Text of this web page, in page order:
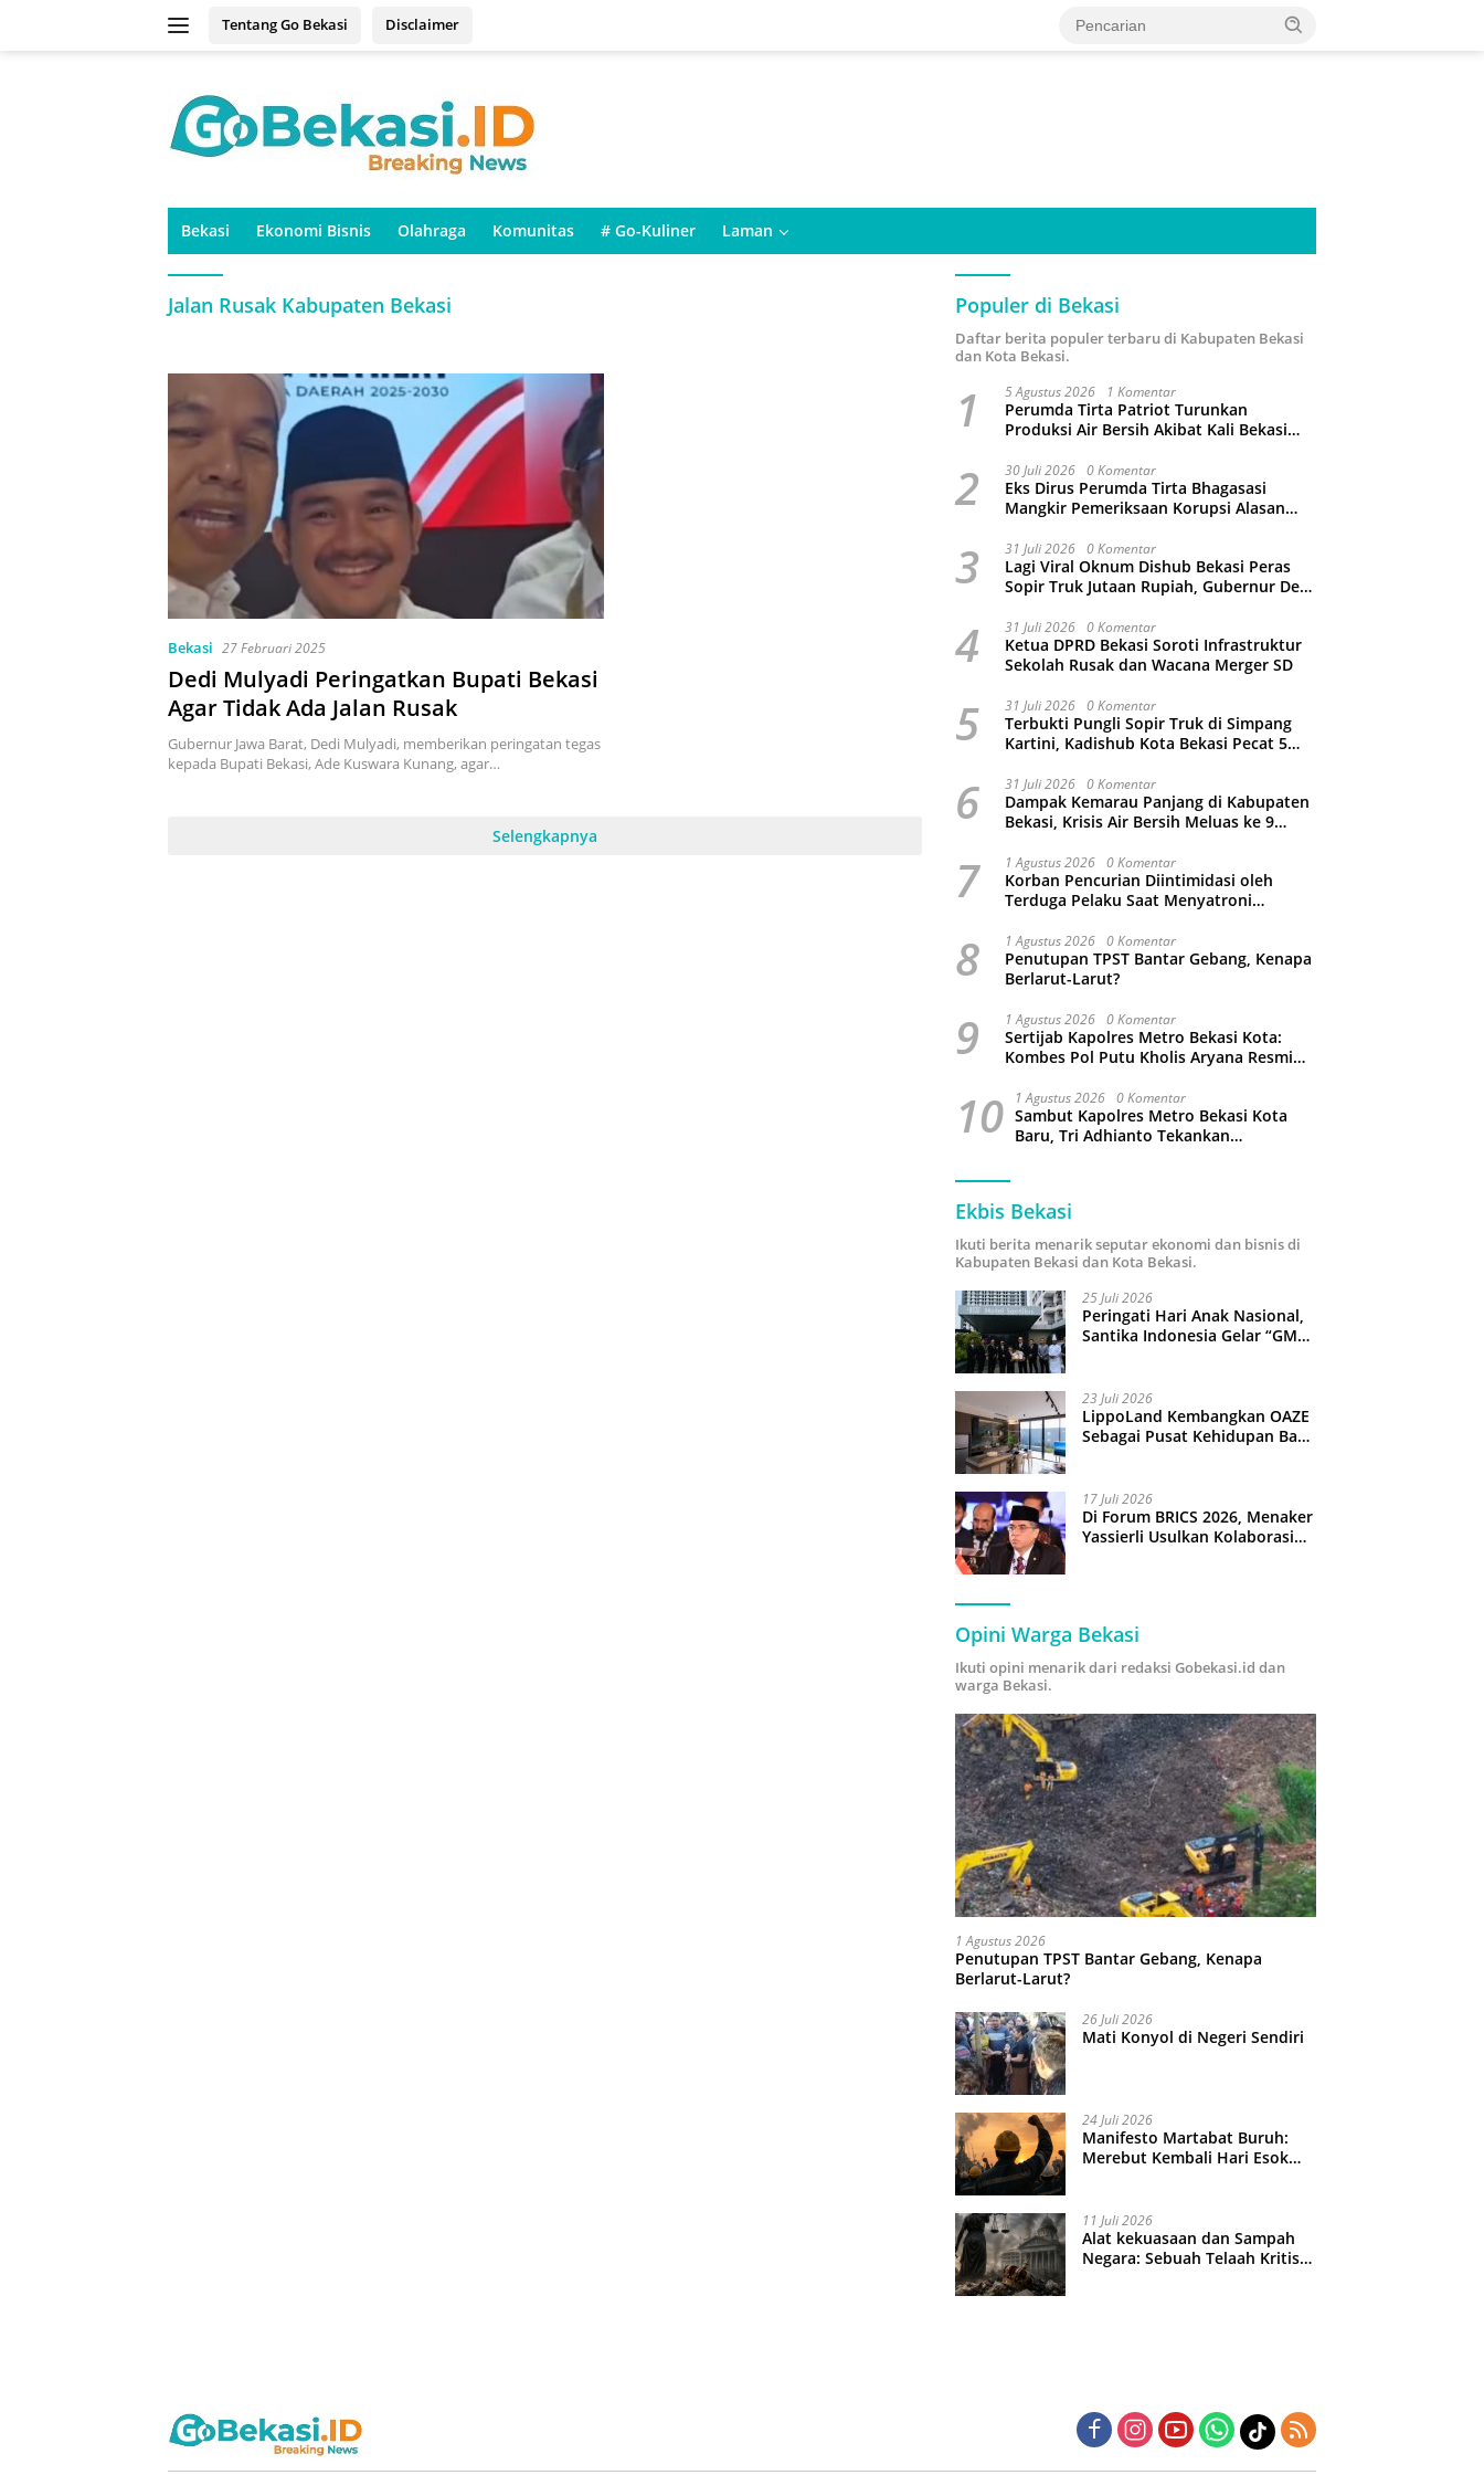
Tentang Go Bekasi Disclaimer
Bekasi Ekonomi Bisnis Olahraga Komunitas # Go-Kuliner Laman
Jalan Rusak Kabupaten Bekasi
Bekasi 27 Februari 2025
Dedi Mulyadi Peringatkan Bupati Bekasi
Agar Tidak Ada Jalan Rusak
Gubernur Jawa Barat, Dedi Mulyadi, memberikan peringatan tegas
kepada Bupati Bekasi, Ade Kuswara Kunang, agar…
Selengkapnya
Populer di Bekasi
Daftar berita populer terbaru di Kabupaten Bekasi
dan Kota Bekasi.
1 5 Agustus 2026 1 Komentar
Perumda Tirta Patriot Turunkan
Produksi Air Bersih Akibat Kali Bekasi
2 30 Juli 2026 0 Komentar
Eks Dirus Perumda Tirta Bhagasasi
Mangkir Pemeriksaan Korupsi Alasan
Ancam Jemput Paksa
3 31 Juli 2026 0 Komentar
Lagi Viral Oknum Dishub Bekasi Peras
Sopir Truk Jutaan Rupiah, Gubernur Dedi
Sanksi Pemecatan
4 31 Juli 2026 0 Komentar
Ketua DPRD Bekasi Soroti Infrastruktur
Sekolah Rusak dan Wacana Merger SD
5 31 Juli 2026 0 Komentar
Terbukti Pungli Sopir Truk di Simpang
Kartini, Kadishub Kota Bekasi Pecat 5
6 31 Juli 2026 0 Komentar
Dampak Kemarau Panjang di Kabupaten
Bekasi, Krisis Air Bersih Meluas ke 9
7 1 Agustus 2026 0 Komentar
Korban Pencurian Diintimidasi oleh
Terduga Pelaku Saat Menyatroni
Malah Ikut-Ikutan!
8 1 Agustus 2026 0 Komentar
Penutupan TPST Bantar Gebang, Kenapa
Berlarut-Larut?
9 1 Agustus 2026 0 Komentar
Sertijab Kapolres Metro Bekasi Kota:
Kombes Pol Putu Kholis Aryana Resmi
Bintoro
10 1 Agustus 2026 0 Komentar
Sambut Kapolres Metro Bekasi Kota
Baru, Tri Adhianto Tekankan
Ekbis Bekasi
Ikuti berita menarik seputar ekonomi dan bisnis di
Kabupaten Bekasi dan Kota Bekasi.
25 Juli 2026
Peringati Hari Anak Nasional,
Santika Indonesia Gelar “GM
23 Juli 2026
LippoLand Kembangkan OAZE
Sebagai Pusat Kehidupan Baru
17 Juli 2026
Di Forum BRICS 2026, Menaker
Yassierli Usulkan Kolaborasi
Opini Warga Bekasi
Ikuti opini menarik dari redaksi Gobekasi.id dan
warga Bekasi.
1 Agustus 2026
Penutupan TPST Bantar Gebang, Kenapa
Berlarut-Larut?
26 Juli 2026
Mati Konyol di Negeri Sendiri
24 Juli 2026
Manifesto Martabat Buruh:
Merebut Kembali Hari Esok
11 Juli 2026
Alat kekuasaan dan Sampah
Negara: Sebuah Telaah Kritis